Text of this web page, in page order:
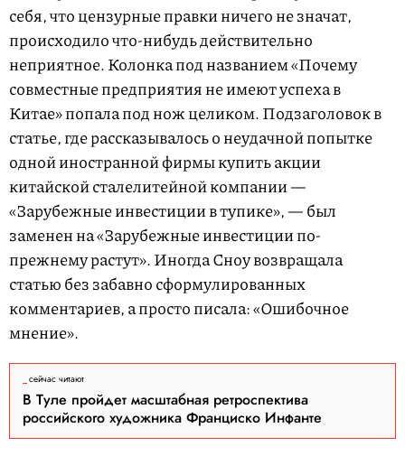
себя, что цензурные правки ничего не значат,
происходило что-нибудь дейст­вительно
неприятное. Колонка под названием «Почему
совместные предприятия не имеют успеха в
Китае» попала под нож целиком. Подзаголовок в
статье, где рассказывалось о неудачной попытке
одной иностранной фирмы купить акции
китайской сталелитейной компании —
«Зарубежные инвестиции в тупике», — был
заменен на «Зарубежные инвестиции по-
прежнему растут». Иногда Сноу возвращала
статью без забавно сформулированных
комментариев, а просто писала: «Ошибочное
мнение».
сейчас читают
В Туле пройдет масштабная ретроспектива
российского художника Франциско Инфанте